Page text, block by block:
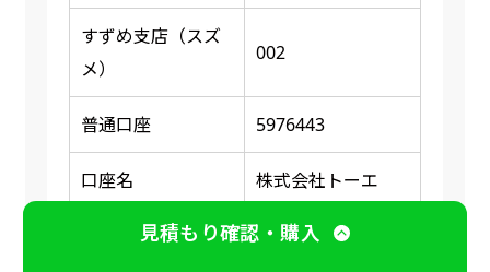
すずめ支店（スズ
メ）
002
普通口座 5976443
口座名 株式会社トーエ
※ 振り込み確認後に商品の印刷又は発送
見積もり確認・購入